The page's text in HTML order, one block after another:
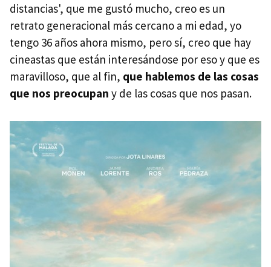
distancias', que me gustó mucho, creo es un
retrato generacional más cercano a mi edad, yo
tengo 36 años ahora mismo, pero sí, creo que hay
cineastas que están interesándose por eso y que es
maravilloso, que al fin, que hablemos de las cosas
que nos preocupan y de las cosas que nos pasan.